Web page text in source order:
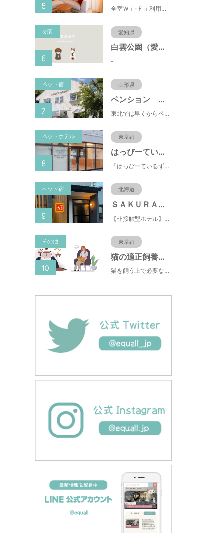
全室Ｗｉ-Ｆｉ利用可能！朝市まで徒歩1分という好立地の都市型リゾートホテル。バルコニー・キッチン付！
5
公園 愛知県
白雲公園（愛知県名古屋市）
-
6
ペット宿 山形県
ペンション おもちゃばこ
東北では早くからペット歓迎の宿として人気。リピーター多い安心宿♪夕食は米沢牛と季節野菜を楽しめます。
7
ペットホテル 東京都
はっぴーているずdogs room府中店
『はっぴーているず』には《Happy tales：幸せな物語》と《Happy tails》という2つの意味があります。 はっぴーているずdogs roomのスタッフはドッグライフカウンセラーやドッグインストラクター、愛玩動物飼養管理士の資格を有する犬の専門家です
8
ペット宿 北海道
ＳＡＫＵＲＡ定山渓 膳
【非接触型ホテル】最大10名様まで利用可能！ご家族利用も大歓迎！小さいお子様連れでも安心♪
9
その他 東京都
猫の適正飼養クイズ
猫を飼う上で必要な責任やマナー、健康管理について学ぶことができます。
10